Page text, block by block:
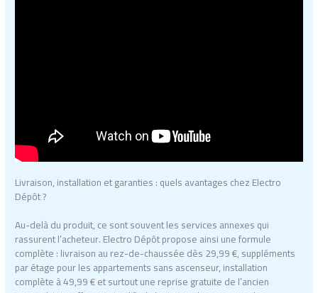
Livraison, installation et garanties : quels avantages chez Electro
Dépôt ?
Au-delà du produit, ce sont souvent les services annexes qui
rassurent l’acheteur. Electro Dépôt propose ainsi une formule
complète : livraison au rez-de-chaussée dès 29,99 €, suppléments
par étage pour les appartements sans ascenseur, installation
complète à 49,99 € et surtout une reprise gratuite de l’ancien